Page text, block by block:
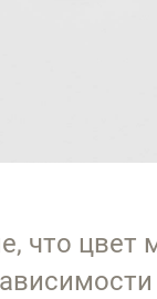
что цвет